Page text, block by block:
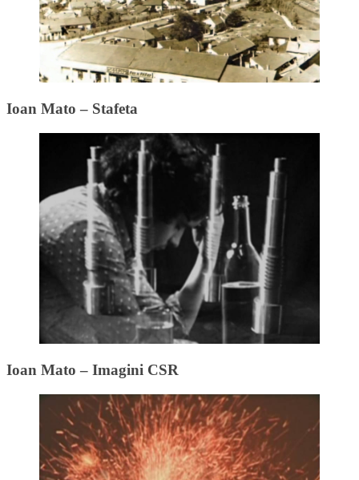
Ioan Mato – Stafeta
Ioan Mato – Imagini CSR